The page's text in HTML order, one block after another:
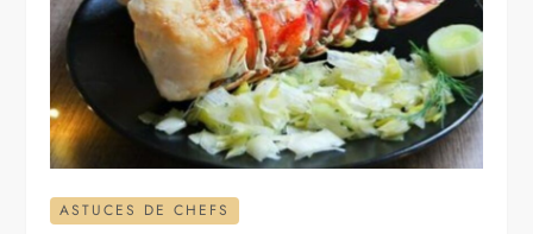
ASTUCES DE CHEFS